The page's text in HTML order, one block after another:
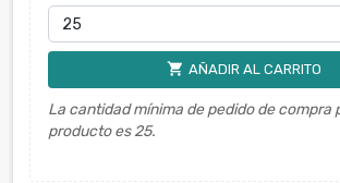
shopping_cart AÑADIR AL CARRITO
La cantidad mínima de pedido de compra
producto es 25.